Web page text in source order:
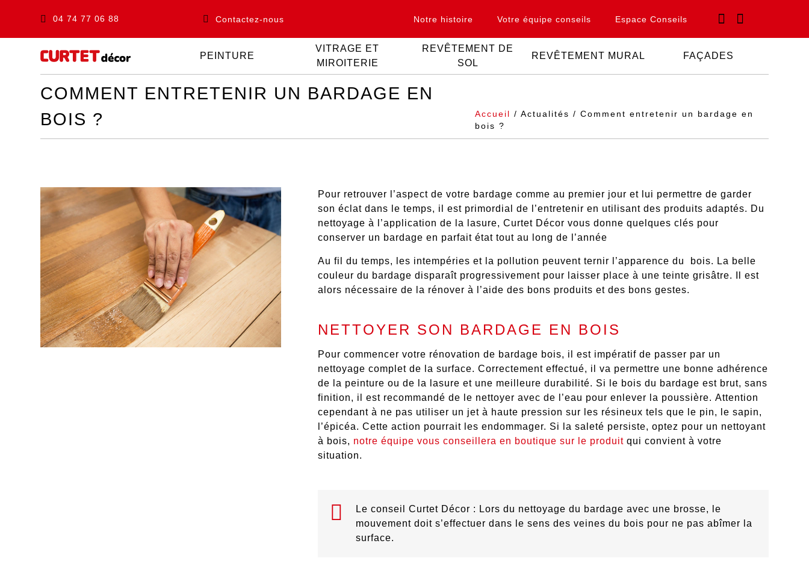
04 74 77 06 88 Contactez-nous Notre histoire Votre équipe conseils Espace Conseils
PEINTURE
VITRAGE ET
MIROITERIE
REVÊTEMENT DE
SOL
REVÊTEMENT MURAL FAÇADES
COMMENT ENTRETENIR UN BARDAGE EN
BOIS ?
Accueil
/ Actualités / Comment entretenir un bardage en
bois ?
Pour retrouver l’aspect de votre bardage comme au premier jour et lui permettre de garder
son éclat dans le temps, il est primordial de l’entretenir en utilisant des produits adaptés. Du
nettoyage à l’application de la lasure, Curtet Décor vous donne quelques clés pour
conserver un bardage en parfait état tout au long de l’année
Au fil du temps, les intempéries et la pollution peuvent ternir l’apparence du bois. La belle
couleur du bardage disparaît progressivement pour laisser place à une teinte grisâtre. Il est
alors nécessaire de la rénover à l’aide des bons produits et des bons gestes.
NETTOYER SON BARDAGE EN BOIS
Pour commencer votre rénovation de bardage bois, il est impératif de passer par un
nettoyage complet de la surface. Correctement effectué, il va permettre une bonne adhérence
de la peinture ou de la lasure et une meilleure durabilité. Si le bois du bardage est brut, sans
finition, il est recommandé de le nettoyer avec de l’eau pour enlever la poussière. Attention
cependant à ne pas utiliser un jet à haute pression sur les résineux tels que le pin, le sapin,
l’épicéa. Cette action pourrait les endommager. Si la saleté persiste, optez pour un nettoyant
à bois, notre équipe vous conseillera en boutique sur le produitqui convient à votre
situation.
Le conseil Curtet Décor : Lors du nettoyage du bardage avec une brosse, le
mouvement doit s’effectuer dans le sens des veines du bois pour ne pas abîmer la
surface.